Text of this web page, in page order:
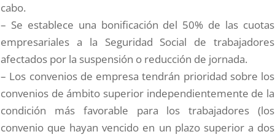
cabo.
– Se establece una bonificación del 50% de las cuotas
empresariales a la Seguridad Social de trabajadores
afectados por la suspensión o reducción de jornada.
– Los convenios de empresa tendrán prioridad sobre los
convenios de ámbito superior independientemente de la
condición más favorable para los trabajadores (los
convenio que hayan vencido en un plazo superior a dos